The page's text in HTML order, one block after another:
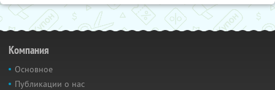
Компания
Основное
Публикации о нас